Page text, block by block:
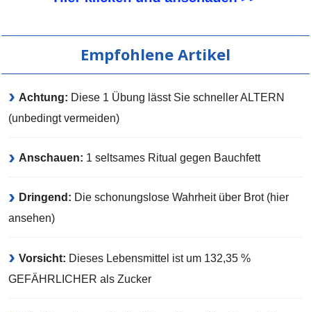
Empfohlene Artikel
Achtung: Diese 1 Übung lässt Sie schneller ALTERN
(unbedingt vermeiden)
Anschauen: 1 seltsames Ritual gegen Bauchfett
Dringend: Die schonungslose Wahrheit über Brot (hier
ansehen)
Vorsicht: Dieses Lebensmittel ist um 132,35 %
GEFÄHRLICHER als Zucker